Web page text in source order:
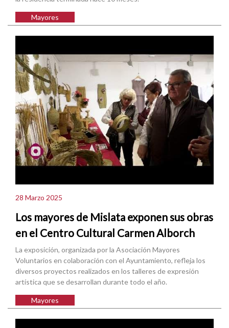
Mayores
28 Marzo 2025
Los mayores de Mislata exponen sus obras
en el Centro Cultural Carmen Alborch
La exposición, organizada por la Asociación Mayores
Voluntarios en colaboración con el Ayuntamiento, refleja los
diversos proyectos realizados en los talleres de expresión
artística que se desarrollan durante todo el año.
Mayores